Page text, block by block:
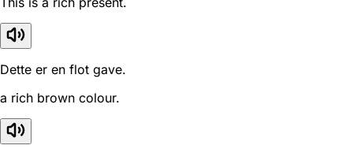
Dette er en flot gave.
a rich brown colour.